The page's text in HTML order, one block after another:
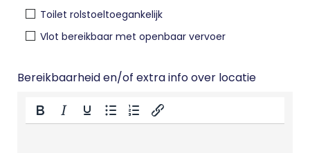
Toilet rolstoeltoegankelijk
Vlot bereikbaar met openbaar vervoer
Bereikbaarheid en/of extra info over locatie